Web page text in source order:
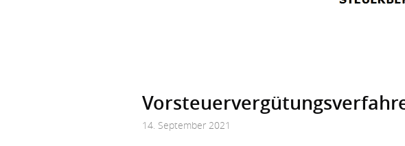
14. September 2021